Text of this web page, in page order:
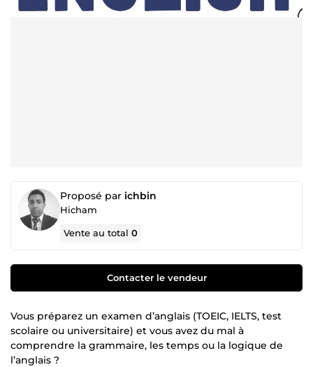
Proposé par ichbin
Hicham
Vente au total0
Contacter le vendeur
Vous préparez un examen d’anglais (TOEIC, IELTS, test
scolaire ou universitaire) et vous avez du mal à
comprendre la grammaire, les temps ou la logique de
l’anglais ?